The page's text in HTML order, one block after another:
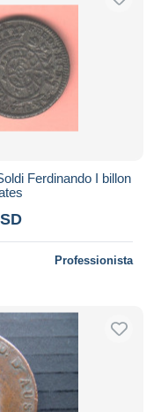
Ferdinando I billon
Professionista